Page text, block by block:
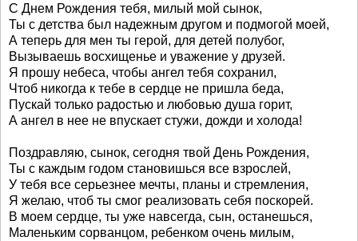
С Днем Рождения тебя, милый мой сынок,
Ты с детства был надежным другом и подмогой моей,
А теперь для мен ты герой, для детей полубог,
Вызываешь восхищенье и уважение у друзей.
Я прошу небеса, чтобы ангел тебя сохранил,
Чтоб никогда к тебе в сердце не пришла беда,
Пускай только радостью и любовью душа горит,
А ангел в нее не впускает стужи, дожди и холода!
Поздравляю, сынок, сегодня твой День Рождения,
Ты с каждым годом становишься все взрослей,
У тебя все серьезнее мечты, планы и стремления,
Я желаю, чтоб ты смог реализовать себя поскорей.
В моем сердце, ты уже навсегда, сын, останешься,
Маленьким сорванцом, ребенком очень милым,